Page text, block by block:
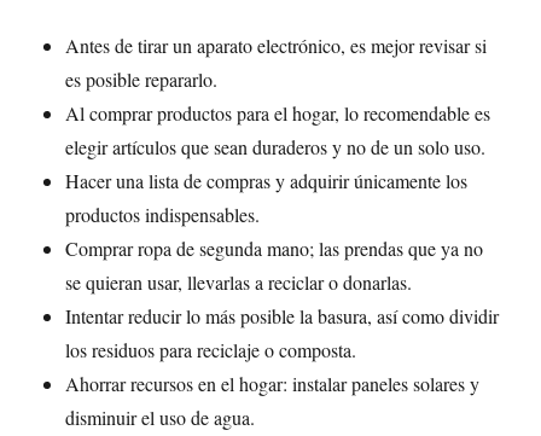
Antes de tirar un aparato electrónico, es mejor revisar si
es posible repararlo.
Al comprar productos para el hogar, lo recomendable es
elegir artículos que sean duraderos y no de un solo uso.
Hacer una lista de compras y adquirir únicamente los
productos indispensables.
Comprar ropa de segunda mano; las prendas que ya no
se quieran usar, llevarlas a reciclar o donarlas.
Intentar reducir lo más posible la basura, así como dividir
los residuos para reciclaje o composta.
Ahorrar recursos en el hogar: instalar paneles solares y
disminuir el uso de agua.